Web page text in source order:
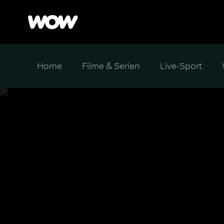
Home Filme & Serien Live-Sport